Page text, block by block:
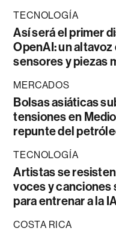
TECNOLOGÍA
Así será el primer
OpenAI: un altavoz
sensores y piezas
MERCADOS
Bolsas asiáticas
tensiones en
repunte del
TECNOLOGÍA
Artistas se
voces y canciones
para entrenar a la
COSTA RICA